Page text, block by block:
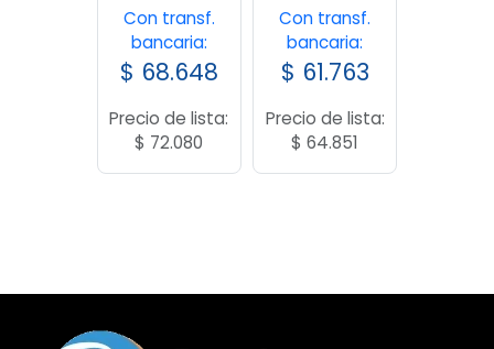
Con transf.
bancaria:
$ 68.648
Precio de lista:
$ 72.080
Con transf.
bancaria:
$ 61.763
Precio de lista:
$ 64.851